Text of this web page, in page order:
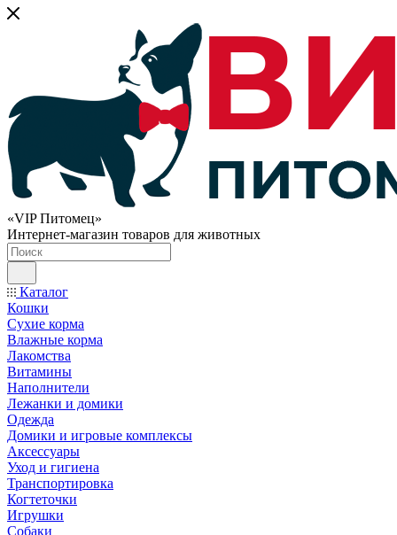
«VIP Питомец»
Интернет-магазин товаров для животных
Каталог
Кошки
Сухие корма
Влажные корма
Лакомства
Витамины
Наполнители
Лежанки и домики
Одежда
Домики и игровые комплексы
Аксессуары
Уход и гигиена
Транспортировка
Когтеточки
Игрушки
Собаки